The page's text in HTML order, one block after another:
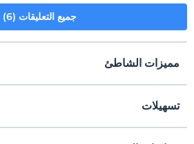
جميع التعليقات (6)
مميزات الشاطئ
تسهيلات